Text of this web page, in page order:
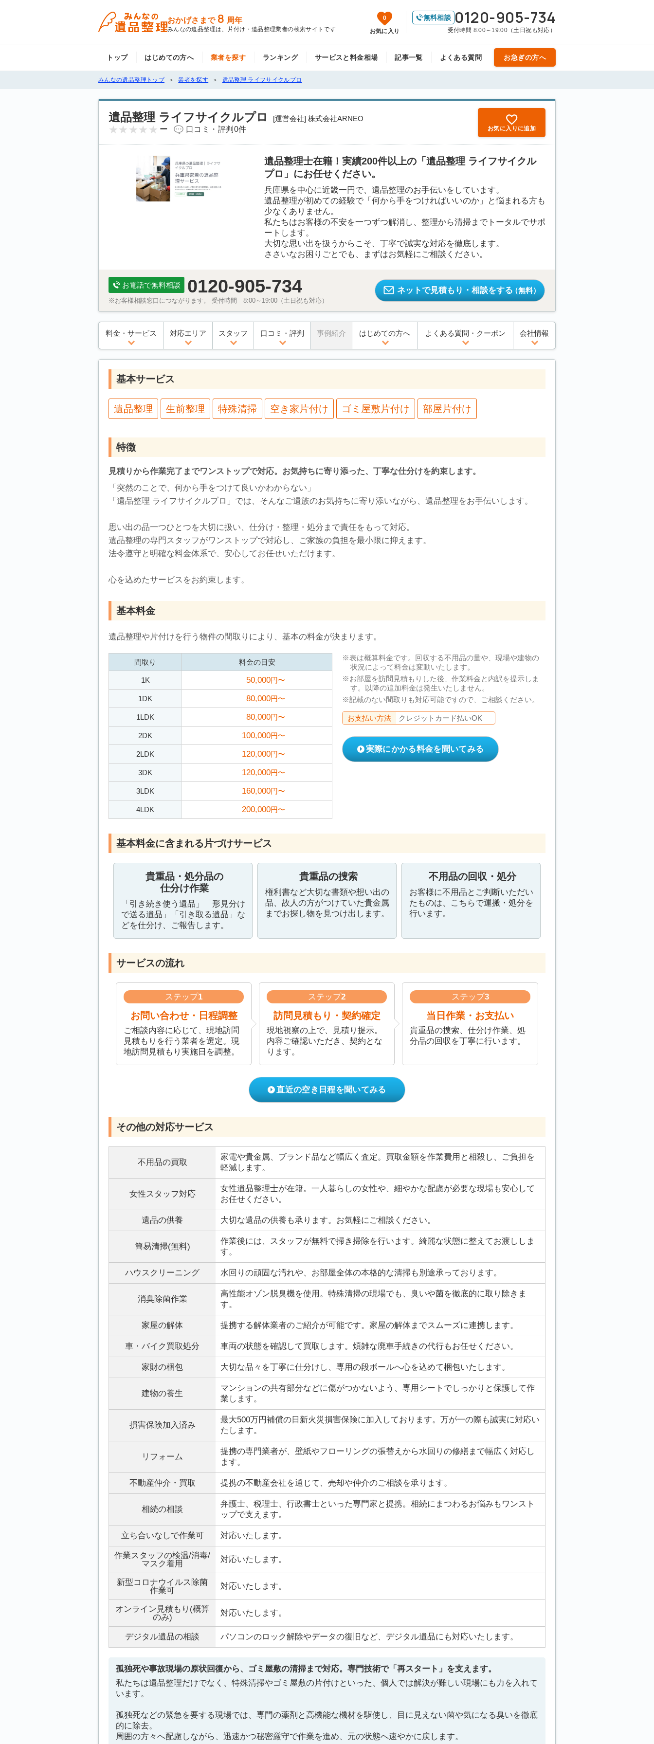
おかげさまで 8 周年
みんなの遺品整理は、片付け・遺品整理業者の検索サイトです
0
お気に入り
無料相談 0120-905-734
受付時間 8:00～19:00（土日祝も対応）
トップ はじめての方へ 業者を探す ランキング サービスと料金相場 記事一覧 よくある質問 お急ぎの方へ
みんなの遺品整理トップ 業者を探す 遺品整理 ライフサイクルプロ
遺品整理 ライフサイクルプロ
[運営会社] 株式会社ARNEO
ー
口コミ・評判 0件 お気に入りに追加
遺品整理士在籍！実績200件以上の「遺品整理 ライフサイクル
プロ」にお任せください。
兵庫県を中心に近畿一円で、遺品整理のお手伝いをしています。
遺品整理が初めての経験で「何から手をつければいいのか」と悩まれる方も
少なくありません。
私たちはお客様の不安を一つずつ解消し、整理から清掃までトータルでサポ
ートします。
大切な思い出を扱うからこそ、丁寧で誠実な対応を徹底します。
ささいなお困りごとでも、まずはお気軽にご相談ください。
お電話で無料相談 0120-905-734
※お客様相談窓口につながります。 受付時間 8:00～19:00（土日祝も対応）
ネットで見積もり・相談をする（無料）
料金・サービス 対応エリア スタッフ 口コミ・評判 事例紹介 はじめての方へ よくある質問・クーポン 会社情報
基本サービス
遺品整理 生前整理 特殊清掃 空き家片付け ゴミ屋敷片付け 部屋片付け
特徴
見積りから作業完了までワンストップで対応。お気持ちに寄り添った、丁寧な仕分けを約束します。
「突然のことで、何から手をつけて良いかわからない」
「遺品整理 ライフサイクルプロ」では、そんなご遺族のお気持ちに寄り添いながら、遺品整理をお手伝いします。
思い出の品一つひとつを大切に扱い、仕分け・整理・処分まで責任をもって対応。
遺品整理の専門スタッフがワンストップで対応し、ご家族の負担を最小限に抑えます。
法令遵守と明確な料金体系で、安心してお任せいただけます。
心を込めたサービスをお約束します。
基本料金
遺品整理や片付けを行う物件の間取りにより、基本の料金が決まります。
間取り 料金の目安
1K 50,000円〜
1DK 80,000円〜
1LDK 80,000円〜
2DK 100,000円〜
2LDK 120,000円〜
3DK 120,000円〜
3LDK 160,000円〜
4LDK 200,000円〜
表は概算料金です。回収する不用品の量や、現場や建物の
状況によって料金は変動いたします。
お部屋を訪問見積もりした後、作業料金と内訳を提示しま
す。以降の追加料金は発生いたしません。
記載のない間取りも対応可能ですので、ご相談ください。
お支払い方法 クレジットカード払いOK
実際にかかる料金を聞いてみる
基本料金に含まれる片づけサービス
貴重品・処分品の
仕分け作業
「引き続き使う遺品」「形見分け
で送る遺品」「引き取る遺品」な
どを仕分け、ご報告します。
貴重品の捜索
権利書など大切な書類や想い出の
品、故人の方がつけていた貴金属
までお探し物を見つけ出します。
不用品の回収・処分
お客様に不用品とご判断いただい
たものは、こちらで運搬・処分を
行います。
サービスの流れ
ステップ1
お問い合わせ・日程調整
ご相談内容に応じて、現地訪問
見積もりを行う業者を選定。現
地訪問見積もり実施日を調整。
ステップ2
訪問見積もり・契約確定
現地視察の上で、見積り提示。
内容ご確認いただき、契約とな
ります。
ステップ3
当日作業・お支払い
貴重品の捜索、仕分け作業、処
分品の回収を丁寧に行います。
直近の空き日程を聞いてみる
その他の対応サービス
不用品の買取
家電や貴金属、ブランド品など幅広く査定。買取金額を作業費用と相殺し、ご負担を
軽減します。
女性スタッフ対応
女性遺品整理士が在籍。一人暮らしの女性や、細やかな配慮が必要な現場も安心して
お任せください。
遺品の供養 大切な遺品の供養も承ります。お気軽にご相談ください。
簡易清掃(無料)
作業後には、スタッフが無料で掃き掃除を行います。綺麗な状態に整えてお渡ししま
す。
ハウスクリーニング 水回りの頑固な汚れや、お部屋全体の本格的な清掃も別途承っております。
消臭除菌作業
高性能オゾン脱臭機を使用。特殊清掃の現場でも、臭いや菌を徹底的に取り除きま
す。
家屋の解体 提携する解体業者のご紹介が可能です。家屋の解体までスムーズに連携します。
車・バイク買取処分 車両の状態を確認して買取します。煩雑な廃車手続きの代行もお任せください。
家財の梱包 大切な品々を丁寧に仕分けし、専用の段ボールへ心を込めて梱包いたします。
建物の養生
マンションの共有部分などに傷がつかないよう、専用シートでしっかりと保護して作
業します。
損害保険加入済み
最大500万円補償の日新火災損害保険に加入しております。万が一の際も誠実に対応い
たします。
リフォーム
提携の専門業者が、壁紙やフローリングの張替えから水回りの修繕まで幅広く対応し
ます。
不動産仲介・買取 提携の不動産会社を通じて、売却や仲介のご相談を承ります。
相続の相談
弁護士、税理士、行政書士といった専門家と提携。相続にまつわるお悩みもワンスト
ップで支えます。
立ち合いなしで作業可 対応いたします。
作業スタッフの検温/消毒/
マスク着用
対応いたします。
新型コロナウイルス除菌
作業可
対応いたします。
オンライン見積もり(概算
のみ)
対応いたします。
デジタル遺品の相談 パソコンのロック解除やデータの復旧など、デジタル遺品にも対応いたします。
孤独死や事故現場の原状回復から、ゴミ屋敷の清掃まで対応。専門技術で「再スタート」を支えます。
私たちは遺品整理だけでなく、特殊清掃やゴミ屋敷の片付けといった、個人では解決が難しい現場にも力を入れて
います。
孤独死などの緊急を要する現場では、専門の薬剤と高機能な機材を駆使し、目に見えない菌や気になる臭いを徹底
的に除去。
周囲の方々へ配慮しながら、迅速かつ秘密厳守で作業を進め、元の状態へ速やかに戻します。